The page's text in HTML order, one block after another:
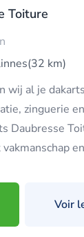
Toiture
(32 km)
wij al je
zinguerie
Daubresse
Voir